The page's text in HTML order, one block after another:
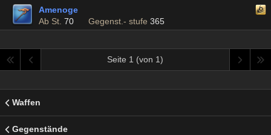
Amenoge
Ab St. 70 Gegenst.- stufe 365
Seite 1 (von 1)
Waffen
Gegenstände